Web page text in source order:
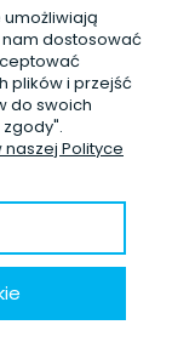
dostosować
plików i przejść
do swoich
Polityce